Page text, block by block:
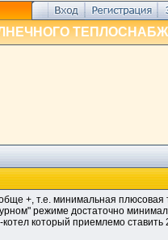
+, т.е. минимальная
режиме достаточно
который приемлемо